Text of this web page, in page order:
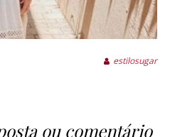
estilosugar
ou comentário